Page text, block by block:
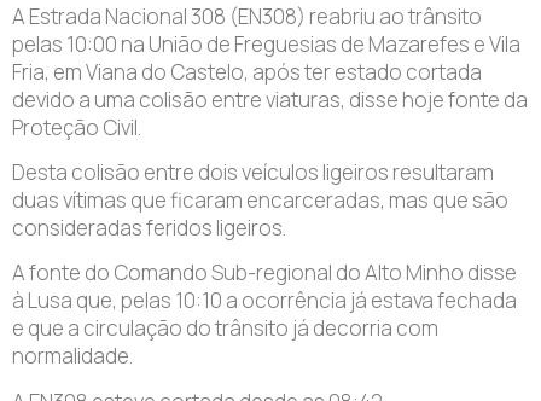
A Estrada Nacional 308 (EN308) reabriu ao trânsito
pelas 10:00 na União de Freguesias de Mazarefes e Vila
Fria, em Viana do Castelo, após ter estado cortada
devido a uma colisão entre viaturas, disse hoje fonte da
Proteção Civil.
Desta colisão entre dois veículos ligeiros resultaram
duas vítimas que ficaram encarceradas, mas que são
consideradas feridos ligeiros.
A fonte do Comando Sub-regional do Alto Minho disse
à Lusa que, pelas 10:10 a ocorrência já estava fechada
e que a circulação do trânsito já decorria com
normalidade.